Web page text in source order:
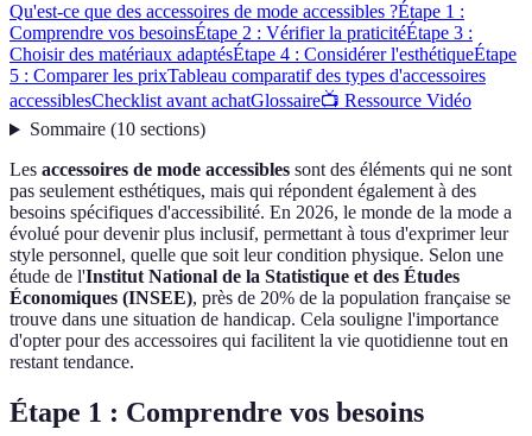
Qu'est-ce que des accessoires de mode accessibles ?Étape 1 :
Comprendre vos besoinsÉtape 2 : Vérifier la praticitéÉtape 3 :
Choisir des matériaux adaptésÉtape 4 : Considérer l'esthétiqueÉtape
5 : Comparer les prixTableau comparatif des types d'accessoires
accessiblesChecklist avant achatGlossaire📺 Ressource Vidéo
Sommaire(10 sections)
Les accessoires de mode accessibles sont des éléments qui ne sont
pas seulement esthétiques, mais qui répondent également à des
besoins spécifiques d'accessibilité. En 2026, le monde de la mode a
évolué pour devenir plus inclusif, permettant à tous d'exprimer leur
style personnel, quelle que soit leur condition physique. Selon une
étude de l'Institut National de la Statistique et des Études
Économiques (INSEE), près de 20% de la population française se
trouve dans une situation de handicap. Cela souligne l'importance
d'opter pour des accessoires qui facilitent la vie quotidienne tout en
restant tendance.
Étape 1 : Comprendre vos besoins